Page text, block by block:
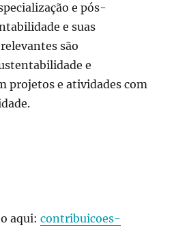
e pós-
e suas
são
e
projetos e atividades com
aqui:contribuicoes-